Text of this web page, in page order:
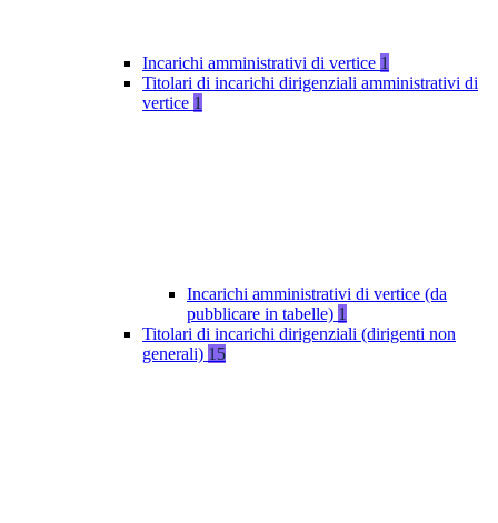
Incarichi amministrativi di vertice 1
Titolari di incarichi dirigenziali amministrativi di
vertice 1
Incarichi amministrativi di vertice (da
pubblicare in tabelle) 1
Titolari di incarichi dirigenziali (dirigenti non
generali) 15